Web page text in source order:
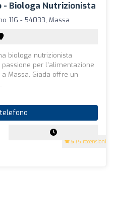
Biologa Nutrizionista
5 (5 recensioni)
11G - 54033, Massa
biologa nutrizionista
per l'alimentazione
Massa, Giada offre un